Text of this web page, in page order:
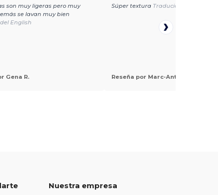
son muy ligeras pero muy
se lavan muy bien
English
Gena R.
Súper textura Traducido del
Reseña por Marc-Antoine G.
Nuestra empresa